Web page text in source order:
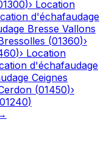
)› Location
d'échafaudage
Bresse Vallons
(01360)›
)› Location
d'échafaudage
Ceignes
(01450)›
01240)